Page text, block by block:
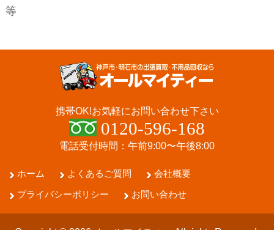
等
携帯OK!お気軽にお問い合わせ下さい
0120-596-168
電話受付時間：午前9:00〜午後8:00
ホーム よくあるご質問
会社概要
プライバシーポリシー
お問い合わせ